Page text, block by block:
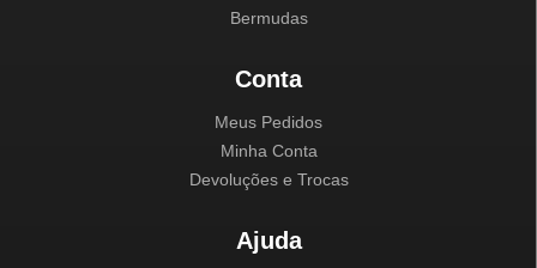
Bermudas
Conta
Meus Pedidos
Minha Conta
Devoluções e Trocas
Ajuda